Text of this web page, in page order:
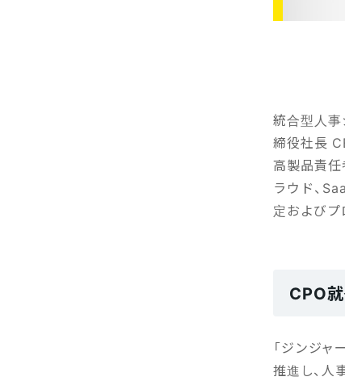
統合型人事
締役社長
高製品責任
ラウド、
定およびプ
CPO
「ジンジ
推進し、人